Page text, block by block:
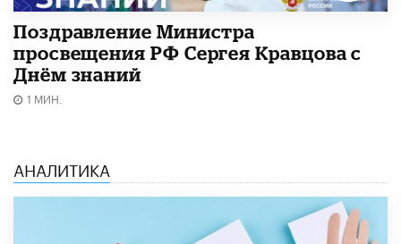
Поздравление Министра
просвещения РФ Сергея Кравцова с
Днём знаний
1 МИН.
АНАЛИТИКА